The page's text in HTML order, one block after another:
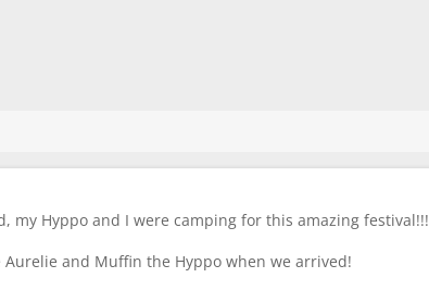
my Hyppo and I were camping for this amazing festival!!!
Aurelie and Muffin the Hyppo when we arrived!